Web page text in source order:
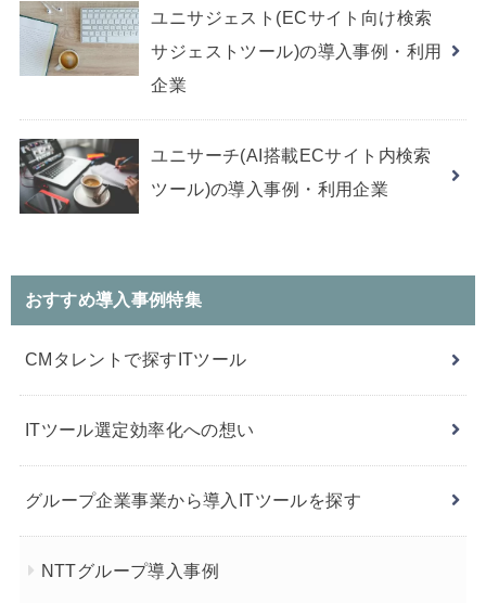
ユニサジェスト(ECサイト向け検索
サジェストツール)の導入事例・利用
企業
ユニサーチ(AI搭載ECサイト内検索
ツール)の導入事例・利用企業
おすすめ導入事例特集
CMタレントで探すITツール
ITツール選定効率化への想い
グループ企業事業から導入ITツールを探す
NTTグループ導入事例